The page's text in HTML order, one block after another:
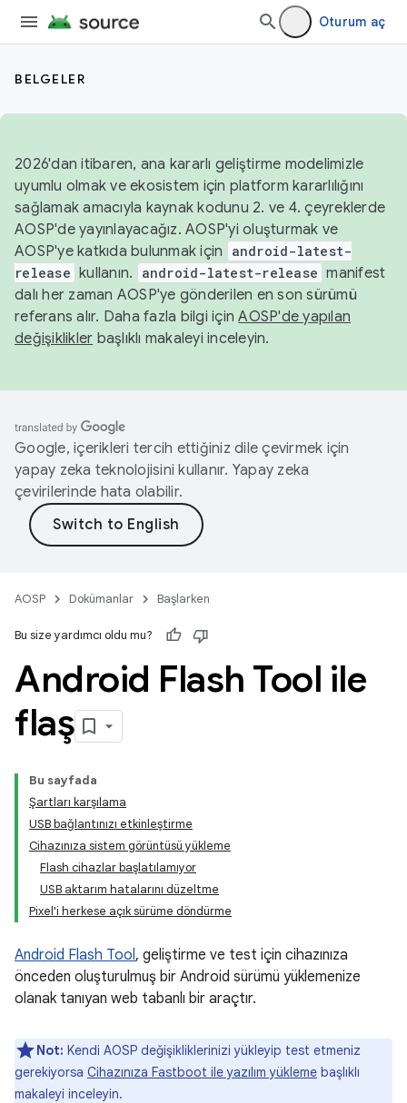
Oturum aç
BELGELER
2026'dan itibaren, ana kararlı geliştirme modelimizle
uyumlu olmak ve ekosistem için platform kararlılığını
sağlamak amacıyla kaynak kodunu 2. ve 4. çeyreklerde
AOSP'de yayınlayacağız. AOSP'yi oluşturmak ve
AOSP'ye katkıda bulunmak için
android-latest-
release kullanın. android-latest-release manifest
dalı her zaman AOSP'ye gönderilen en son sürümü
referans alır. Daha fazla bilgi içinAOSP'de yapılan
değişiklikler başlıklı makaleyi inceleyin.
Google, içerikleri tercih ettiğiniz dile çevirmek için
yapay zeka teknolojisini kullanır. Yapay zeka
çevirilerinde hata olabilir.
AOSP Dokümanlar Başlarken
Bu size yardımcı oldu mu?
Android Flash Tool ile
flaş
Bu sayfada
Şartları karşılama
USB bağlantınızı etkinleştirme
Cihazınıza sistem görüntüsü yükleme
Flash cihazlar başlatılamıyor
USB aktarım hatalarını düzeltme
Pixel'i herkese açık sürüme döndürme
Android Flash Tool, geliştirme ve test için cihazınıza
önceden oluşturulmuş bir Android sürümü yüklemenize
olanak tanıyan web tabanlı bir araçtır.
Not: Kendi AOSP değişikliklerinizi yükleyip test etmeniz
gerekiyorsa Cihazınıza Fastboot ile yazılım yükleme başlıklı
makaleyi inceleyin.